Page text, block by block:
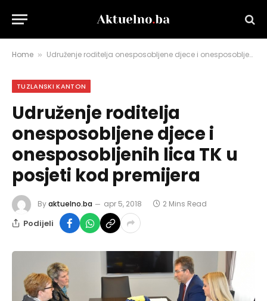
Home » Udruženje roditelja onesposobljene djece i onesposobljenih lica TK u posjeti kod premijera
TUZLANSKI KANTON
Udruženje roditelja
onesposobljene djece i
onesposobljenih lica TK u
posjeti kod premijera
Byaktuelno.ba apr 5, 2018 2 Mins Read
Podijeli